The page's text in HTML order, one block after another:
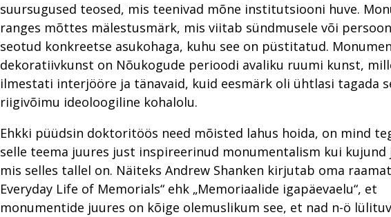
suursugused teosed, mis teenivad mõne institutsiooni huve.
ranges mõttes mälestusmärk, mis viitab sündmusele või
seotud konkreetse asukohaga, kuhu see on püstitatud.
dekoratiivkunst on Nõukogude perioodi avaliku ruumi kunst,
ilmestati interjööre ja tänavaid, kuid eesmärk oli ühtlasi tagada
riigivõimu ideoloogiline kohalolu.
Ehkki püüdsin doktoritöös need mõisted lahus hoida, on mind
selle teema juures just inspireerinud monumentalism kui kujund
mis selles tallel on. Näiteks Andrew Shanken kirjutab oma
Everyday Life of Memorials“ ehk „Memoriaalide igapäevaelu“, et
monumentide juures on kõige olemuslikum see, et nad n-ö